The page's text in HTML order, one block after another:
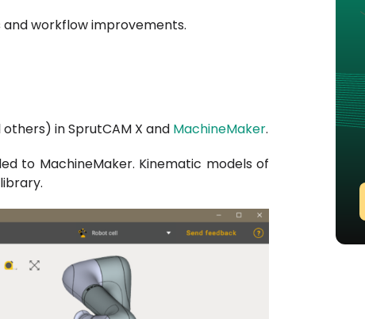
and workflow improvements.
in SprutCAM X and MachineMaker.
to MachineMaker. Kinematic models of